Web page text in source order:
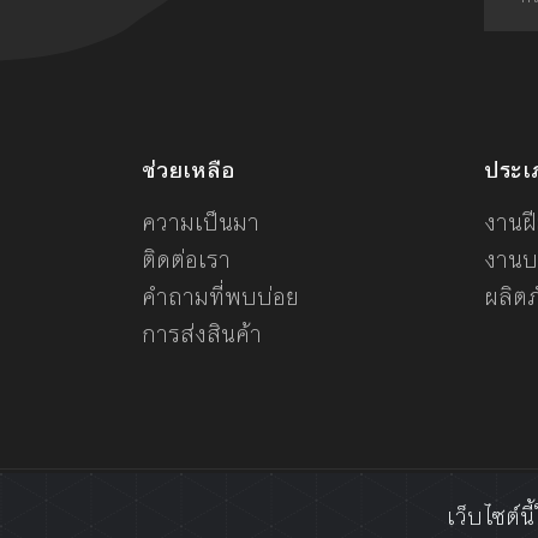
เว็บไซต์
ช่วยเหลือ
ความเป็นมา
ติดต่อเรา
คำถามที่พบบ่อย
การส่งสินค้า
ประ
งาน
งาน
ผลิต